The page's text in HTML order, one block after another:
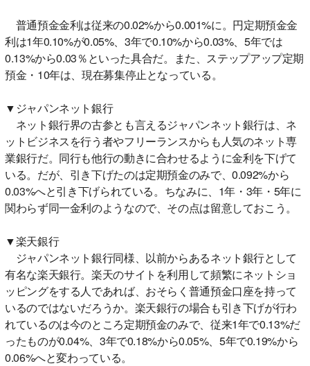
普通預金金利は従来の0.02%から0.001%に。円定期預金金
利は1年0.10%が0.05%、3年で0.10%から0.03%、5年では
0.13%から0.03％といった具合だ。また、ステップアップ定期
預金・10年は、現在募集停止となっている。
▼ジャパンネット銀行
ネット銀行界の古参とも言えるジャパンネット銀行は、ネ
ットビジネスを行う者やフリーランスからも人気のネット専
業銀行だ。同行も他行の動きに合わせるように金利を下げて
いる。だが、引き下げたのは定期預金のみで、0.092%から
0.03%へと引き下げられている。ちなみに、1年・3年・5年に
関わらず同一金利のようなので、その点は留意しておこう。
▼楽天銀行
ジャパンネット銀行同様、以前からあるネット銀行として
有名な楽天銀行。楽天のサイトを利用して頻繁にネットショ
ッピングをする人であれば、おそらく普通預金口座を持って
いるのではないだろうか。楽天銀行の場合も引き下げが行わ
れているのは今のところ定期預金のみで、従来1年で0.13%だ
ったものが0.04%、3年で0.18%から0.05%、5年で0.19%から
0.06%へと変わっている。